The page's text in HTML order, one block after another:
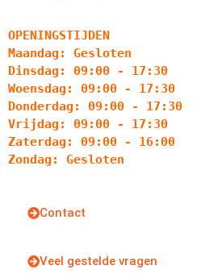
OPENINGSTIJDEN
Maandag: Gesloten
Dinsdag: 09:00 - 17:30
Woensdag: 09:00 - 17:30
Donderdag: 09:00 - 17:30
Vrijdag: 09:00 - 17:30
Zaterdag: 09:00 - 16:00
Zondag: Gesloten
Contact
Veel gestelde vragen